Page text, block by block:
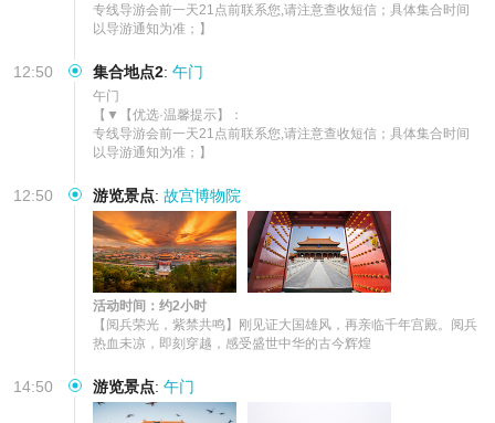
专线导游会前一天21点前联系您,请注意查收短信；具体集合时间
以导游通知为准；】
12:50 集合地点2: 午门
午门
【▼【优选·温馨提示】：
专线导游会前一天21点前联系您,请注意查收短信；具体集合时间
以导游通知为准；】
12:50 游览景点: 故宫博物院
活动时间：约2小时
【阅兵荣光，紫禁共鸣】刚见证大国雄风，再亲临千年宫殿。阅兵
热血未凉，即刻穿越，感受盛世中华的古今辉煌
14:50 游览景点: 午门